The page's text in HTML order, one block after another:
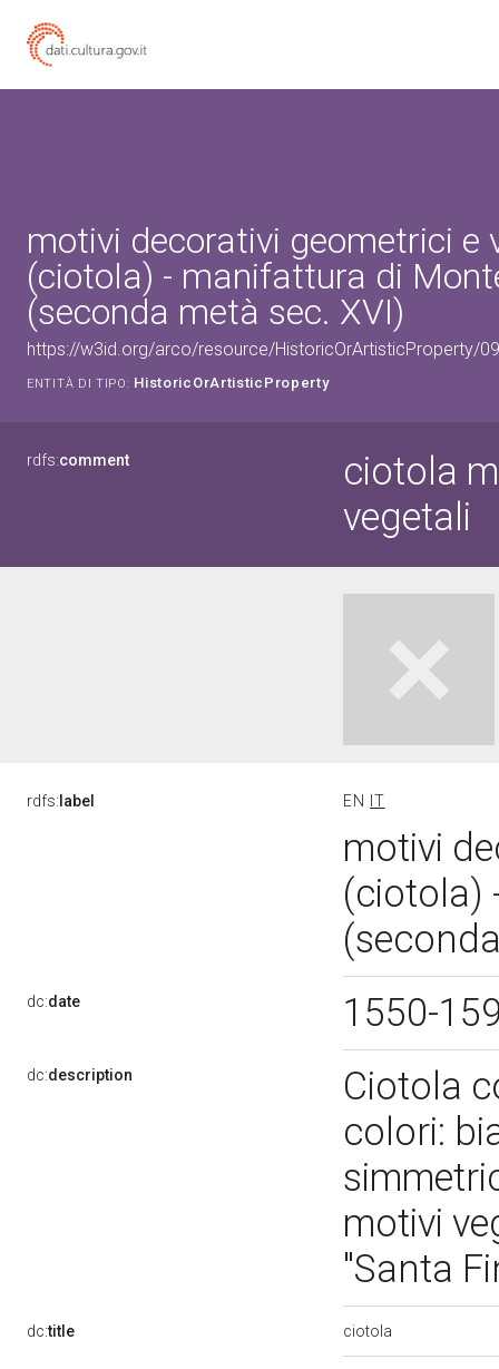
motivi decorativi geometrici e
(ciotola) - manifattura di
(seconda metà sec. XVI)
https://w3id.org/arco/resource/HistoricOrArtisticProperty/
ENTITÀ DI TIPO: HistoricOrArtisticProperty
rdfs:comment
ciotola
vegetali
rdfs: label EN IT
motivi
(ciotola)
dc:date 1550-
dc:description
Ciotola
colori:
motivi
"Santa
dc:title ciotola